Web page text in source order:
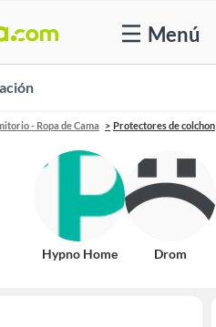
Menú
- Ropa de Cama Protectores de colchon
Hypno Home Drom